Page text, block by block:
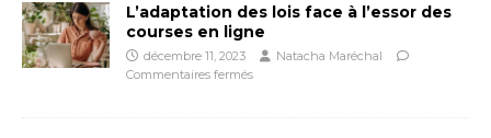
L’adaptation des lois face à l’essor des
courses en ligne
décembre 11, 2023
Natacha Maréchal
Commentaires fermés